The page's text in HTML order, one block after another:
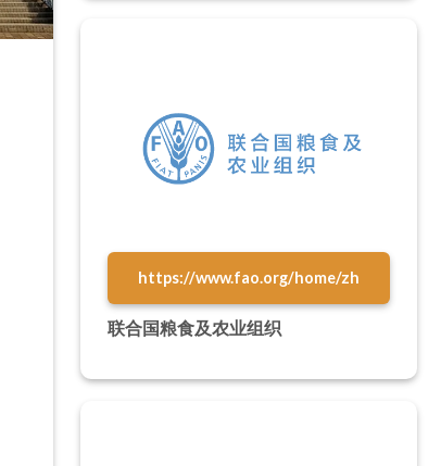
https://www.fao.org/home/zh
联合国粮食及农业组织